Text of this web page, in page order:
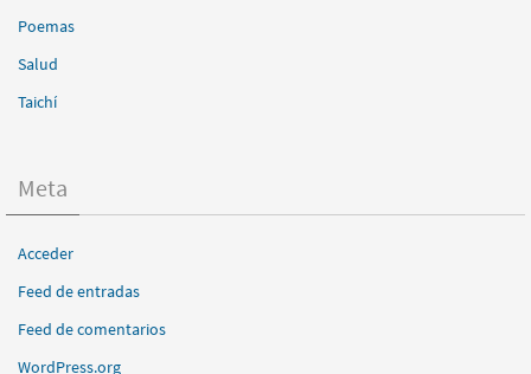
Poemas
Salud
Taichí
Meta
Acceder
Feed de entradas
Feed de comentarios
WordPress.org